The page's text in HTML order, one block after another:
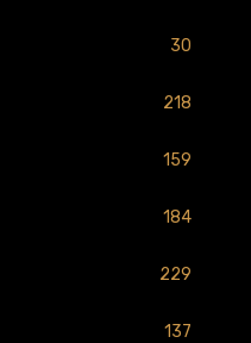
30
218
159
184
229
137